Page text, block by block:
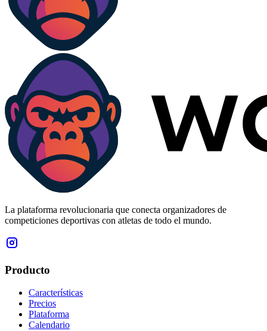
La plataforma revolucionaria que conecta organizadores de
competiciones deportivas con atletas de todo el mundo.
Producto
Características
Precios
Plataforma
Calendario